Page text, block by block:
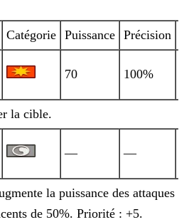
Catégorie Puissance Précision
70 100%
la cible.
— —
la puissance des attaques
de 50%. Priorité : +5.